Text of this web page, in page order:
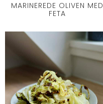
MARINEREDE OLIVEN MED
FETA